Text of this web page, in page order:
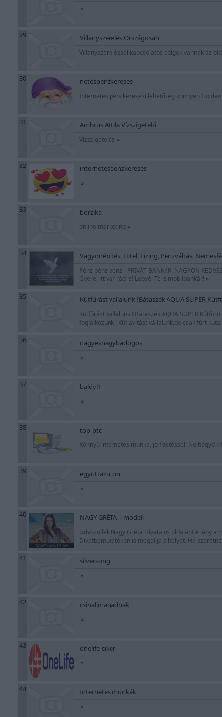
»
29 Villanyszerelés Országosan
Villanyszereléssel kapcsolatos dolgok vannak az
30 netespenzkereses
Internetes pénzkeresési lehetőség könnyen
31 Ambrus Attila Vízszigetelő
Vízszigetelés »
32 internetespenzkereses
»
33 borzika
online marketing »
34 Vagyonépítés, Hitel, Lízing, Pénzváltás,
Pénz pénz pénz - PRIVÁT BANKÁR! NAGYON
Gyere, itt vár rád is! Legyél Te is mobilbankár! »
35 Kútfúrást vállalunk !Bátaszék AQUA SUPER
Kútfúrást vállalunk ! Bátaszék AQUA SUPER
foglalkozunk ! Kútjavitást vállalunk,de csak fúrt
36 nagyesnagybadogos
»
37 baldyl1
»
38 top-ptc
Könnyű internetes munka, jó fizetéssel! Ne hagyd
39 egyuttazuton
»
40 NAGY GRÉTA | modell
Üdvözöllek Nagy Gréta Hivatalos oldalán! A lány
Divatbemutatókon is megállja a helyét. Ha
41 silversong
»
42 csinaljmagadnak
»
43 onelife-siker
»
44 Internetes munkák
»